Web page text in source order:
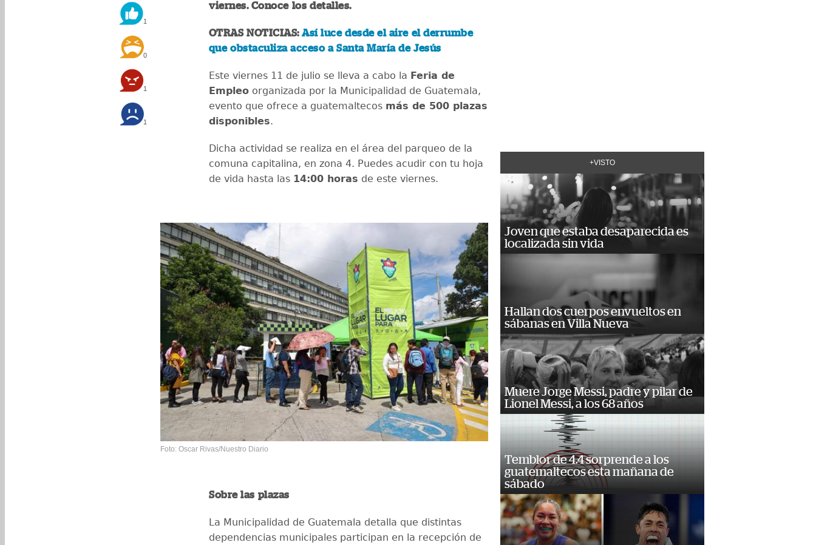
1
0
1
1
viernes. Conoce los detalles.
OTRAS NOTICIAS:Así luce desde el aire el derrumbe
que obstaculiza acceso a Santa María de Jesús
Este viernes 11 de julio se lleva a cabo la Feria de
Empleo organizada por la Municipalidad de Guatemala,
evento que ofrece a guatemaltecos más de 500 plazas
disponibles.
Dicha actividad se realiza en el área del parqueo de la
comuna capitalina, en zona 4. Puedes acudir con tu hoja
de vida hasta las 14:00 horas de este viernes.
Foto: Oscar Rivas/Nuestro Diario
Sobre las plazas
La Municipalidad de Guatemala detalla que distintas
dependencias municipales participan en la recepción de
+VISTO
Joven que estaba desaparecida es
localizada sin vida
Hallan dos cuerpos envueltos en
sábanas en Villa Nueva
Muere Jorge Messi, padre y pilar de
Lionel Messi, a los 68 años
Temblor de 4.4 sorprende a los
guatemaltecos esta mañana de
sábado